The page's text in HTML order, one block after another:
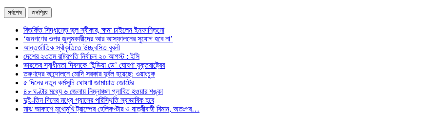
সর্বশেষ জনপ্রিয়
বিতর্কিত সিদ্ধান্তে ভুল স্বীকার, ক্ষমা চাইলেন ইনফান্তিনো
‘জনগণের ওপর জুলুমকারীদের আর আস্ফালনের সুযোগ হবে না’
আন্তর্জাতিক স্বীকৃতিতে উচ্ছ্বসিত বুবলী
দেশের ২৩তম রাষ্ট্রপতি নির্বাচন ২০ আগস্ট : ইসি
ভারতের স্বাধীনতা দিবসকে ‘ইন্ডিয়া ডে’ ঘোষণা যুক্তরাষ্ট্রের
তরুণদের আন্দোলনে মোদি সরকার দুর্বল হয়েছে: ওয়াংচুক
৫ দিনের নতুন কর্মসূচি ঘোষণা জামায়াত জোটের
৪৮ ঘণ্টার মধ্যে ৬ জেলায় নিম্নাঞ্চল প্লাবিত হওয়ার শঙ্কা
দুই-তিন দিনের মধ্যে গ্যাসের পরিস্থিতি স্বাভাবিক হবে
মাঝ আকাশে মুখোমুখি ট্রাম্পের হেলিকপ্টার ও যাত্রীবাহী বিমান, অতঃপর…